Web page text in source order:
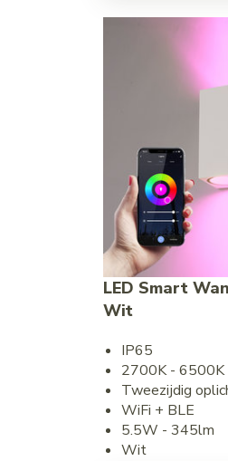
LED Smart
Wit
IP65
2700K -
Tweezijdig
WiFi + BLE
5.5W - 345lm
Wit